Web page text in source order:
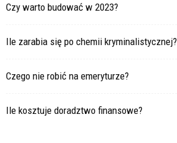
Czy warto budować w 2023?
Ile zarabia się po chemii kryminalistycznej?
Czego nie robić na emeryturze?
Ile kosztuje doradztwo finansowe?